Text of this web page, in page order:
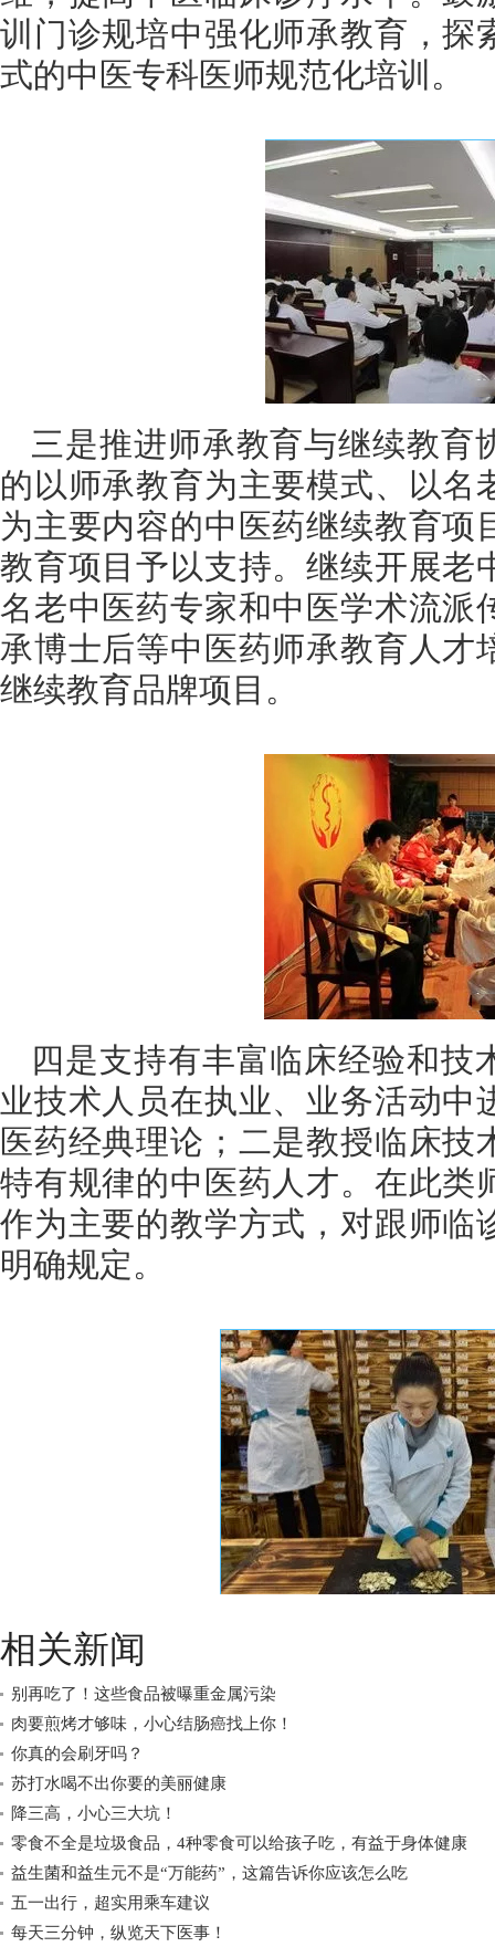
训门诊规培中强化师承教育，探
式的中医专科医师规范化培训。
三是推进师承教育与继续教育
的以师承教育为主要模式、以名
为主要内容的中医药继续教育项
教育项目予以支持。继续开展老
名老中医药专家和中医学术流派
承博士后等中医药师承教育人才
继续教育品牌项目。
四是支持有丰富临床经验和技
业技术人员在执业、业务活动中
医药经典理论；二是教授临床技
特有规律的中医药人才。在此类
作为主要的教学方式，对跟师临
明确规定。
相关新闻
别再吃了！这些食品被曝重金属污染
肉要煎烤才够味，小心结肠癌找上你！
你真的会刷牙吗？
苏打水喝不出你要的美丽健康
降三高，小心三大坑！
零食不全是垃圾食品，4种零食可以给孩子吃，有益于身体健康
益生菌和益生元不是“万能药”，这篇告诉你应该怎么吃
五一出行，超实用乘车建议
每天三分钟，纵览天下医事！